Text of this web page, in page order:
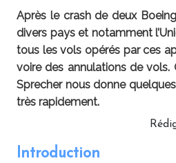
Après le crash de deux
divers pays et notamment
tous les vols opérés par ces
voire des annulations de
Sprecher nous donne
très rapidement.
Introduction